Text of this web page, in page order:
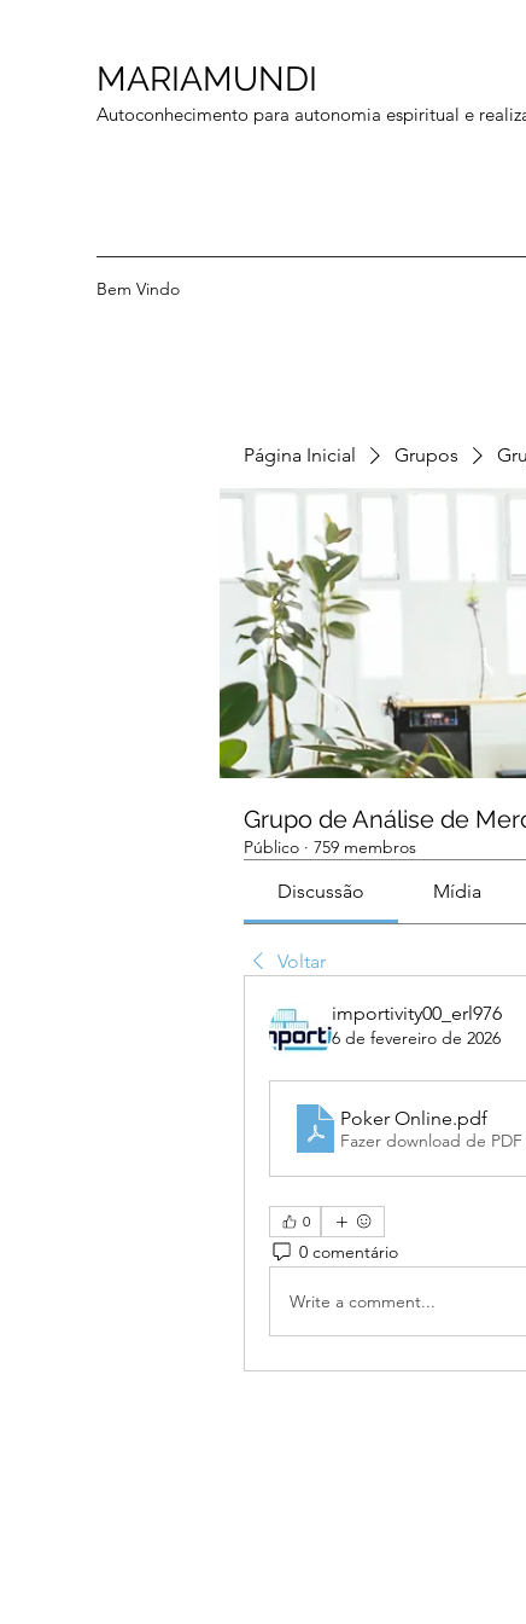
MARIAMUNDI
Autoconhecimento para autonomia espiritual e
Bem Vindo
Página Inicial Grupos
Grupo de Análise de
Público · 759 membros
Discussão Mídia
Voltar
importivity00_erl976
6 de fevereiro de 2026
Poker Online.pdf
Fazer download de PDF
0
0 comentário
Write a comment...